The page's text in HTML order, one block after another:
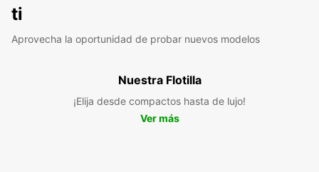
ti
Aprovecha la oportunidad de probar nuevos modelos
Nuestra Flotilla
¡Elija desde compactos hasta de lujo!
Ver más